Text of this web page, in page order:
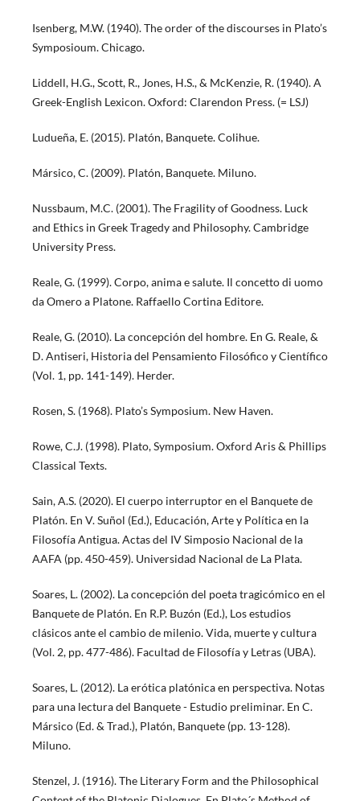
Isenberg, M.W. (1940). The order of the discourses in Plato’s
Symposioum. Chicago.
Liddell, H.G., Scott, R., Jones, H.S., & McKenzie, R. (1940). A
Greek-English Lexicon. Oxford: Clarendon Press. (= LSJ)
Ludueña, E. (2015). Platón, Banquete. Colihue.
Mársico, C. (2009). Platón, Banquete. Miluno.
Nussbaum, M.C. (2001). The Fragility of Goodness. Luck
and Ethics in Greek Tragedy and Philosophy. Cambridge
University Press.
Reale, G. (1999). Corpo, anima e salute. Il concetto di uomo
da Omero a Platone. Raffaello Cortina Editore.
Reale, G. (2010). La concepción del hombre. En G. Reale, &
D. Antiseri, Historia del Pensamiento Filosófico y Científico
(Vol. 1, pp. 141-149). Herder.
Rosen, S. (1968). Plato’s Symposium. New Haven.
Rowe, C.J. (1998). Plato, Symposium. Oxford Aris & Phillips
Classical Texts.
Sain, A.S. (2020). El cuerpo interruptor en el Banquete de
Platón. En V. Suñol (Ed.), Educación, Arte y Política en la
Filosofía Antigua. Actas del IV Simposio Nacional de la
AAFA (pp. 450-459). Universidad Nacional de La Plata.
Soares, L. (2002). La concepción del poeta tragicómico en el
Banquete de Platón. En R.P. Buzón (Ed.), Los estudios
clásicos ante el cambio de milenio. Vida, muerte y cultura
(Vol. 2, pp. 477-486). Facultad de Filosofía y Letras (UBA).
Soares, L. (2012). La erótica platónica en perspectiva. Notas
para una lectura del Banquete - Estudio preliminar. En C.
Mársico (Ed. & Trad.), Platón, Banquete (pp. 13-128).
Miluno.
Stenzel, J. (1916). The Literary Form and the Philosophical